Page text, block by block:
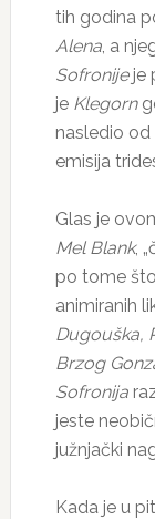
tih godina
Alena, a
Sofronijeje
je Klegorn
nasledio od
emisija
Glas je
Mel Blank,
po tome
animiranih
Dugouška,
Brzog
Sofronija
jeste
južnjački
Kada je u